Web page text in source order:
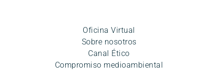
Oficina Virtual
Sobre nosotros
Canal Ético
Compromiso medioambiental